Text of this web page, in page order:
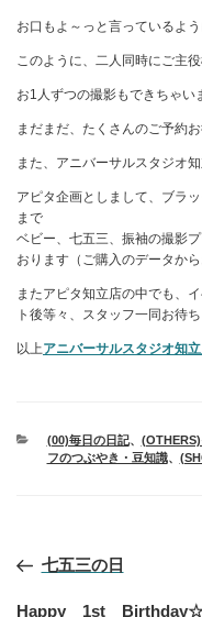
お口もよ～っと言っているよ
このように、二人同時にご主
お1人ずつの撮影もできちゃい
まだまだ、たくさんのご予約お
また、アニバーサルスタジオ知
アピタ企画としまして、ブラ
まで
ベビー、七五三、振袖の撮影
おります（ご購入のデータか
またアピタ知立店の中でも、
ト後等々、スタッフ一同お待
以上アニバーサルスタジオ知
カ
テ
(00)毎日の日記、
フのつぶやき・豆知識、
稿
ビ
七五三の日
Happy 1st